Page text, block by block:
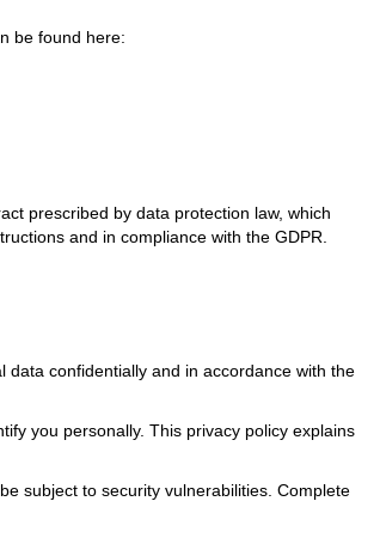
be found here:
prescribed by data protection law, which
and in compliance with the GDPR.
confidentially and in accordance with the
you personally. This privacy policy explains
subject to security vulnerabilities. Complete